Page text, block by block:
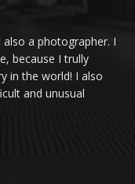
a photographer. I
because I trully
in the world! I also
and unusual